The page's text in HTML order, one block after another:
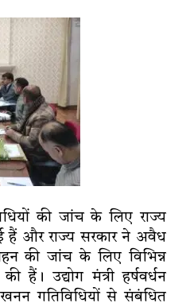
की जांच के लिए राज्य
हैं और राज्य सरकार ने अवैध
की जांच के लिए विभिन्न
हैं। उद्योग मंत्री हर्षवर्धन
गतिविधियों से संबंधित